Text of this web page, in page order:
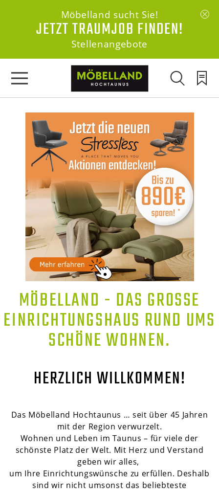
Möbelland sucht Sie!
JETZT TRAUMJOB FINDEN!
Stellenangebote
MÖBELLAND - DAS GROSSE E
INRICHTUNGSHAUS RUND UMS S
CHÖNE WOHNEN.
HERZLICH WILLKOMMEN!
Das Möbelland Hochtaunus … seit über 45 Jahren
mit der Region verwurzelt.
Wohnen und Leben im Taunus – für viele der
schönste Platz der Welt. Mit Herz und Verstand
geben wir alles,
um Ihre Einrichtungswünsche zu erfüllen. Deshalb
sind wir nicht umsonst das beliebteste